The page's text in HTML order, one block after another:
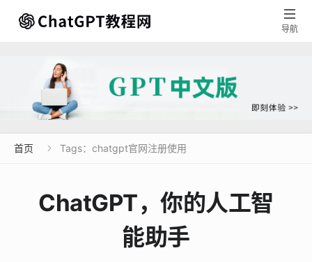

导航
首页  Tags：chatgpt官网注册使用
ChatGPT，你的人工智
能助手